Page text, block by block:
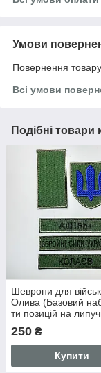
Умови
Повернення
Всі умови
Подібні товари
Шеврони для
Олива (Базовий
ти позицій на
250 ₴
Купити